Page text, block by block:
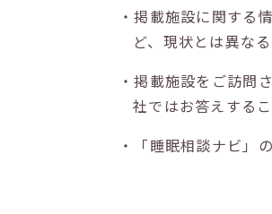
・掲載施設に関する
ど、現状とは異な
・掲載施設をご訪問
社ではお答えする
・「睡眠相談ナビ」